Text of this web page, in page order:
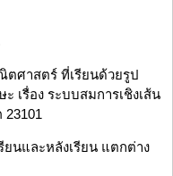
ตศาสตร์ ที่เรียนด้วยรูป
เรื่อง ระบบสมการเชิงเส้น
นและหลังเรียน แตกต่าง